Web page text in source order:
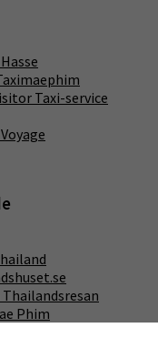
Taxi-service
Phim